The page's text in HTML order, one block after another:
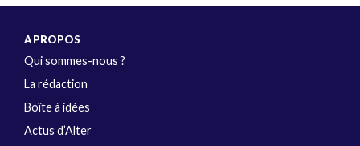
A PROPOS
Qui sommes-nous ?
La rédaction
Boîte à idées
Actus d’Alter